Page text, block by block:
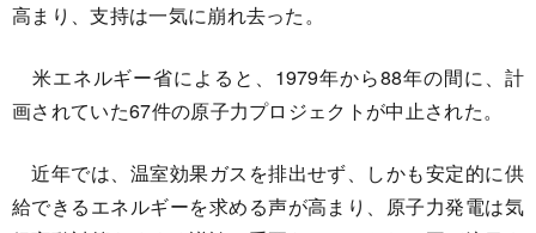
高まり、支持は一気に崩れ去った。
米エネルギー省によると、1979年から88年の間に、計
画されていた67件の原子力プロジェクトが中止された。
近年では、温室効果ガスを排出せず、しかも安定的に供
給できるエネルギーを求める声が高まり、原子力発電は気